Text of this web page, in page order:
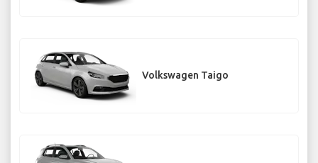
Volkswagen Taigo